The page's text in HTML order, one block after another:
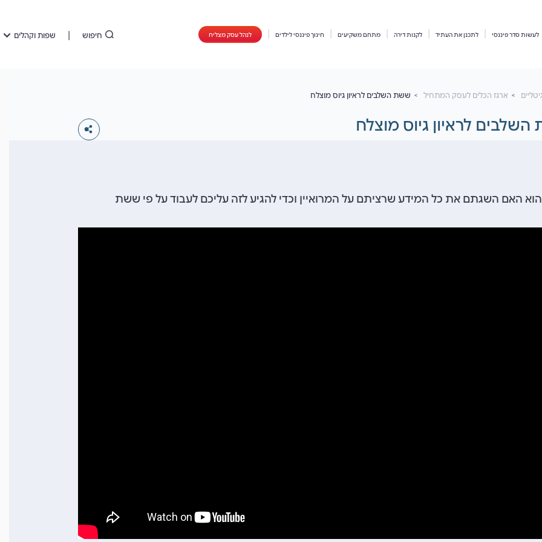
לעשות סדר פיננסי לתכנן את העתיד לקנות דירה מתחם משקיעים חינוך פיננסי לילדים לנהל עסק מצליח חיפוש שפות וקהלים
ארגז הכלים לעסק המתחיל ששת השלבים לראיון גיוס מוצלח
לראיון גיוס מוצלח
הוא האם השגתם את כל המידע שרציתם על המרואיין וכדי להגיע לזה עליכם לעבוד על פי ששת